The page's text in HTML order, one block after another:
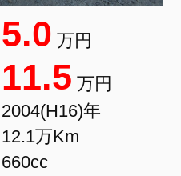
5.0 万円
11.5 万円
2004(H16)年
12.1万Km
660cc